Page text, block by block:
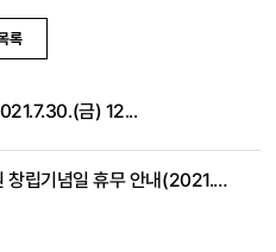
록
금) 12...
한국출판문화산업진흥원 창립기념일 휴무 안내(2021.7...